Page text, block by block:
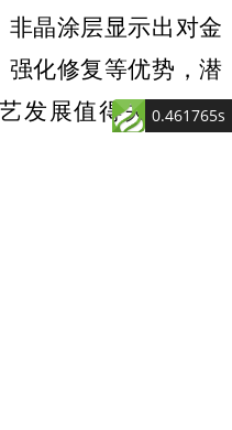
晶涂层显示出对金
强化修复等优势，潜
发展值得关注。目
0.461765s